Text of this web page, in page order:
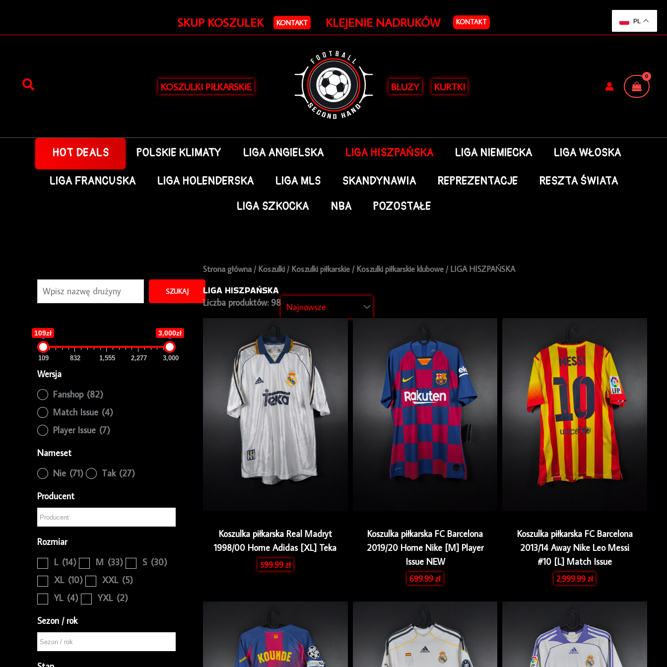
treści
SKUP KOSZULEK KONTAKT KLEJENIE NADRUKÓW KONTAKT
KOSZULKI PIŁKARSKIE BLUZY KURTKI
HOT DEALS POLSKIE KLIMATY LIGA ANGIELSKA LIGA HISZPAŃSKA LIGA NIEMIECKA LIGA WŁOSKA
LIGA FRANCUSKA LIGA HOLENDERSKA LIGA MLS SKANDYNAWIA REPREZENTACJE
RESZTA ŚWIATA
LIGA SZKOCKA
NBA POZOSTAŁE
SZUKAJ
109zł 3,000zł
109 832 1,555 2,277 3,000
Wersja
Fanshop (82)
Match Issue (4)
Player Issue (7)
Nameset
Nie (71) Tak (27)
Producent
Rozmiar
L (14) M (33) S (30)
XL (10) XXL (5)
YL (4) YXL (2)
Sezon / rok
Strona główna / Koszulki / Koszulki piłkarskie / Koszulki piłkarskie klubowe / LIGA HISZPAŃSKA
LIGA HISZPAŃSKA
Liczba produktów: 98
Koszulka piłkarska Real Madryt
1998/00 Home Adidas [XL] Teka
599.99zł
Koszulka piłkarska FC Barcelona
2019/20 Home Nike [M] Player
Issue NEW
699.99zł
Koszulka piłkarska FC Barcelona
2013/14 Away Nike Leo Messi
#10 [L] Match Issue
2,999.99zł
PL